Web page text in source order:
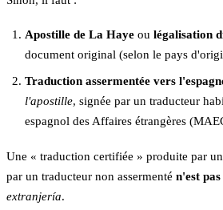
Apostille de La Hayeou légalisation
document original (selon le pays
Traduction assermentée vers
l'apostille, signée par un traducteur
espagnol des Affaires étrangères
Une « traduction certifiée » produite par
par un traducteur non assermenté n'est
extranjería.